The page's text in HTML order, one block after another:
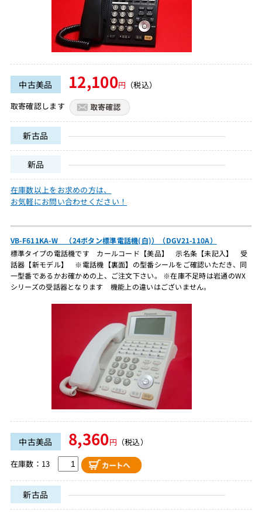
中古美品 12,100円 （税込）
取寄確認します
新古品
新品
在庫数以上をお求めの方は、
お気軽にお問い合わせください！
VB-F611KA-W （24ボタン標準電話機(白)）（DGV21-110A）
標準タイプの電話機です カールコード【美品】 示名条【未記入】 受
話器【新モデル】 ※電話機【裏面】の型番シールをご確認いただき、同
一型番であるかお確かめの上、ご注文下さい。 ※在庫不足時は岩通のWX
シリーズの受話器となります 機能上の違いはございません。
中古美品 8,360円 （税込）
在庫数：13
新古品